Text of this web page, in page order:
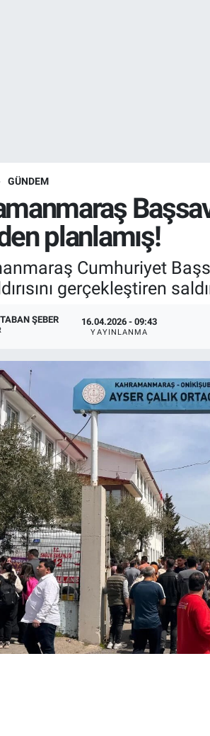
GÜNDEM
planlamış!
Cumhuriyet
gerçekleştiren
ŞEBER 16.04.2026 - 09:43
YAYINLANMA